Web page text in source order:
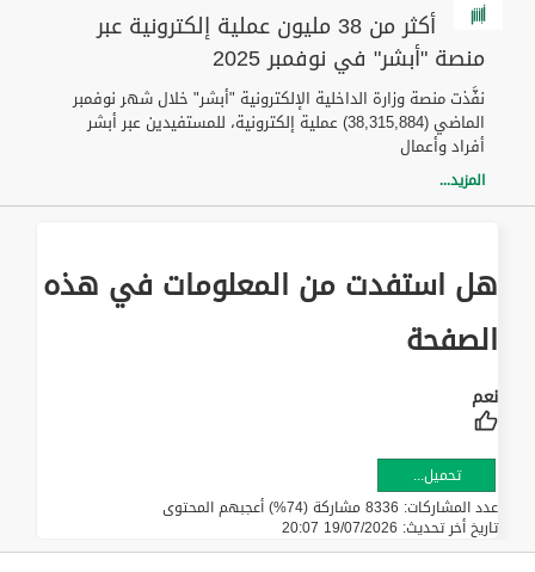
أكثر من 38 مليون عملية إلكترونية عبر
منصة "أبشر" في نوفمبر 2025
نفَّذت منصة وزارة الداخلية الإلكترونية "أبشر" خلال شهر نوفمبر
الماضي (38,315,884) عملية إلكترونية، للمستفيدين عبر أبشر
أفراد وأعمال
المزيد...
هل استفدت من المعلومات في هذه
الصفحة
تحميل...
عدد المشاركات: 8336 مشاركة (74%) أعجبهم المحتوى
تاريخ أخر تحديث: 19/07/2026 20:07